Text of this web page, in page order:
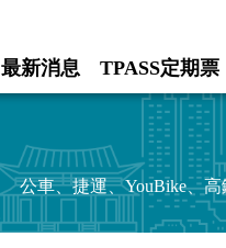
最新消息 TPASS定期票
公車、捷運、YouBike、